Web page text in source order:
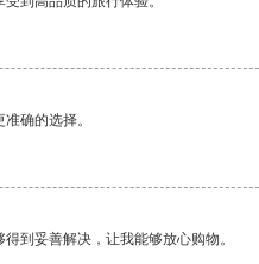
确的选择。
到妥善解决，让我能够放心购物。